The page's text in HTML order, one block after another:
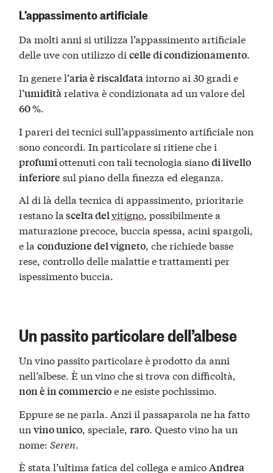
L’appassimento artificiale
Da molti anni si utilizza l’appassimento artificiale
delle uve con utilizzo dicelle di condizionamento.
In genere l’aria è riscaldataintorno ai 30 gradi e
l’umiditàrelativa è condizionata ad un valore del
60 %.
I pareri dei tecnici sull’appassimento artificiale non
sono concordi. In particolare si ritiene che i
profumiottenuti con tali tecnologia sianodi livello
inferiore sul piano della finezza ed eleganza.
Al di là della tecnica di appassimento, prioritarie
restano la scelta delvitigno, possibilmente a
maturazione precoce, buccia spessa, acini spargoli,
e laconduzione del vigneto, che richiede basse
rese, controllo delle malattie e trattamenti per
ispessimento buccia.
Un passito particolare dell’albese
Un vino passito particolare è prodotto da anni
nell’albese. È un vino che si trova con difficoltà,
non è in commercioe ne esiste pochissimo.
Eppure se ne parla. Anzi il passaparola ne ha fatto
unvino unico , speciale,raro . Questo vino ha un
nome:Seren
È stata l’ultima fatica del collega e amicoAndrea